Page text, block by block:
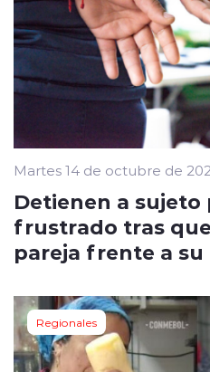
Martes 14 de octubre de
Detienen a
frustrado tras
pareja frente a su
Regionales